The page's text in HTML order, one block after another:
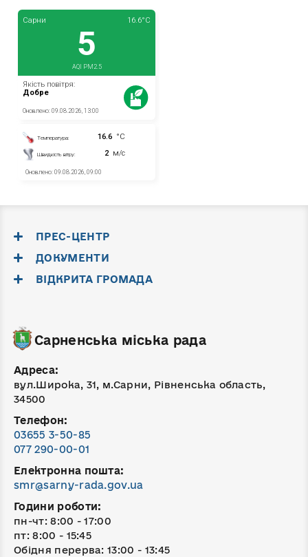
ПРЕС-ЦЕНТР
ДОКУМЕНТИ
ВІДКРИТА ГРОМАДА
Сарненська міська рада
Адреса:
вул.Широка, 31, м.Сарни, Рівненська область,
34500
Телефон:
03655 3-50-85
077 290-00-01
Електронна пошта:
smr@sarny-rada.gov.ua
Години роботи:
пн-чт: 8:00 - 17:00
пт: 8:00 - 15:45
Обідня перерва: 13:00 - 13:45